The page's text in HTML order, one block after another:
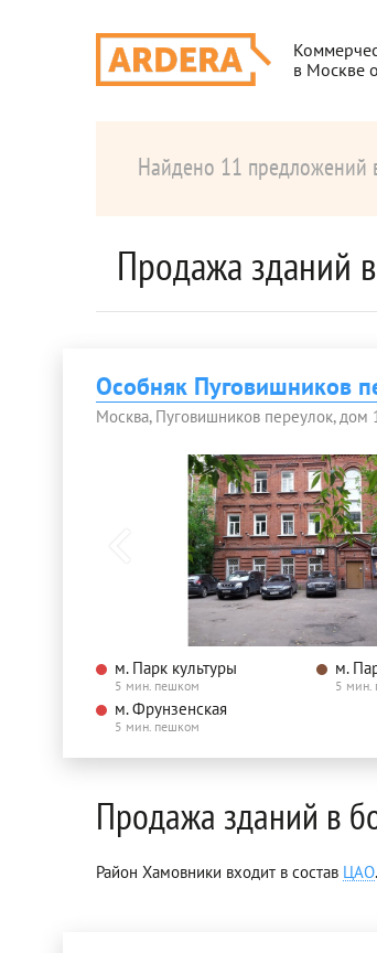
в Москве
Найдено 11 предложений
Продажа зданий
Особняк Пуговишников
Москва, Пуговишников переулок, дом
м. Парк культуры
5 мин. пешком
м.
5 мин.
м. Фрунзенская
5 мин. пешком
Продажа зданий в
Район Хамовники входит в состав ЦАО.